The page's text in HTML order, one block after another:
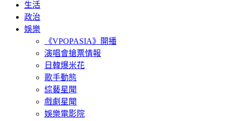
生活
政治
娛樂
《VPOPASIA》開播
演唱會搶票情報
日韓爆米花
歌手動態
綜藝星聞
戲劇星聞
娛樂電影院